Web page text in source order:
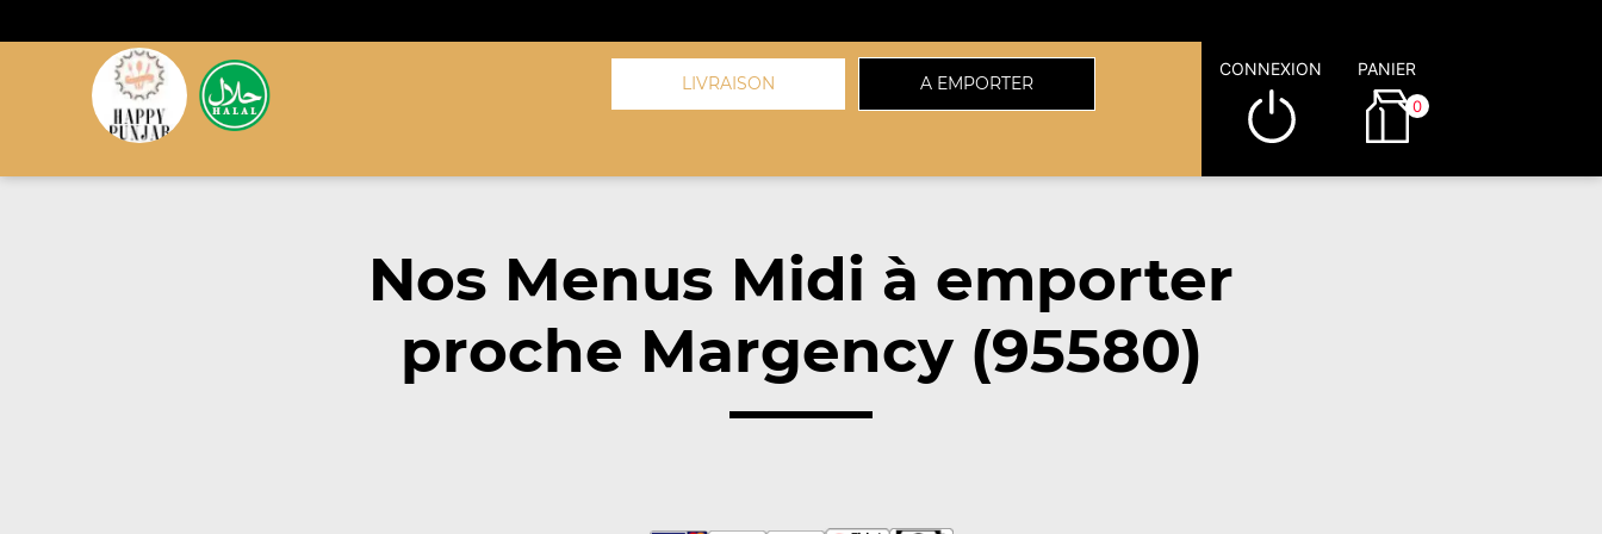
LIVRAISON A EMPORTER
CONNEXION PANIER
0
Nos Menus Midi à emporter
proche Margency (95580)